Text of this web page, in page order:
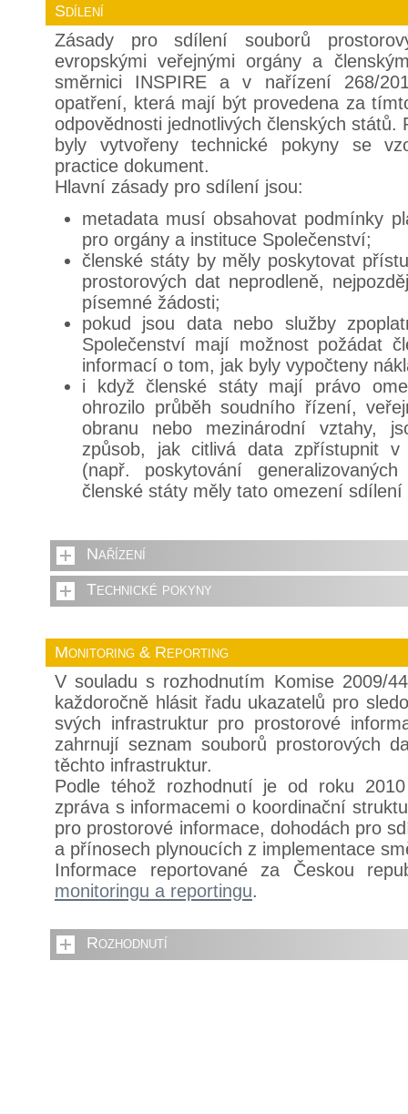
Sdílení
Zásady pro sdílení souborů
evropskými veřejnými orgány a
směrnici INSPIRE a v nařízení 268/
opatření, která mají být provedena za
odpovědnosti jednotlivých členských států.
byly vytvořeny technické pokyny se
practice dokument.
Hlavní zásady pro sdílení jsou:
metadata musí obsahovat podmínky
pro orgány a instituce Společenství;
členské státy by měly poskytovat
prostorových dat neprodleně,
písemné žádosti;
pokud jsou data nebo služby
Společenství mají možnost požádat
informací o tom, jak byly vypočteny
i když členské státy mají právo
ohrozilo průběh soudního řízení,
obranu nebo mezinárodní vztahy,
způsob, jak citlivá data zpřístupnit v
(např. poskytování
členské státy měly tato omezení sdílení
Nařízení
Technické pokyny
Monitoring & Reporting
V souladu s rozhodnutím Komise 2009/
každoročně hlásit řadu ukazatelů pro
svých infrastruktur pro prostorové
zahrnují seznam souborů prostorových
těchto infrastruktur.
Podle téhož rozhodnutí je od roku
zpráva s informacemi o koordinační
pro prostorové informace, dohodách pro
a přínosech plynoucích z implementace
Informace reportované za Českou
monitoringu a reportingu.
Rozhodnutí